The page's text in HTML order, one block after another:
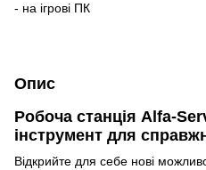
- на ігрові ПК
Опис
Робоча станція Alfa-
інструмент для
Відкрийте для себе нові